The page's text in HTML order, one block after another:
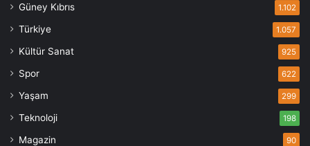
Güney Kıbrıs 1.102
Türkiye 1.057
Kültür Sanat 925
Spor 622
Yaşam 299
Teknoloji 198
Magazin 90